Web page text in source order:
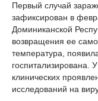
Первый случай
зафиксирован в
Доминиканской
возвращения ее
температура,
госпитализирована.
клинических
исследований на